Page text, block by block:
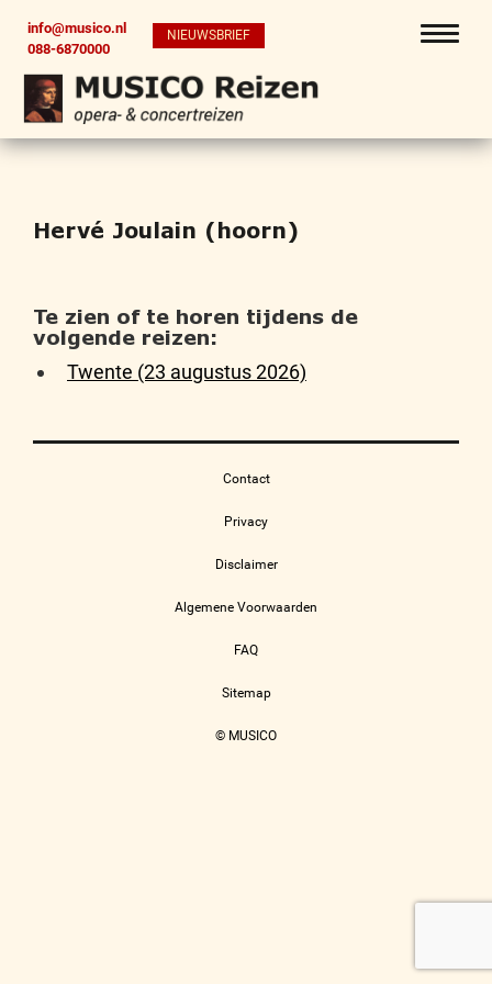
info@musico.nl
088-6870000
NIEUWSBRIEF
Hervé Joulain (hoorn)
Te zien of te horen tijdens de
volgende reizen:
Twente (23 augustus 2026)
Contact
Privacy
Disclaimer
Algemene Voorwaarden
FAQ
Sitemap
© MUSICO